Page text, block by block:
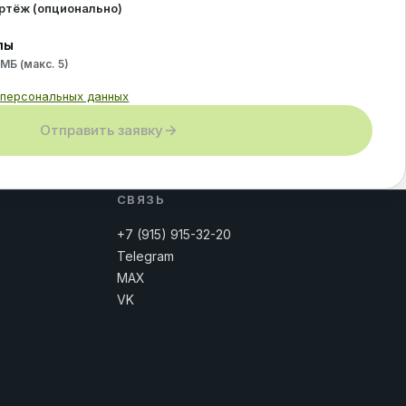
(опционально)
МБ (макс.5)
данных
Отправить заявку
СВЯЗЬ
+7 (915) 915-32-20
Telegram
MAX
VK